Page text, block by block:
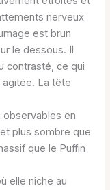
nerveux
est brun
le dessous. Il
contrasté, ce qui
agitée. La tête
observables en
plus sombre que
que le Puffin
elle niche au